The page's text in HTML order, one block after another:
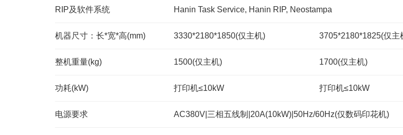
RIP及软件系统 Hanin Task Service, Hanin RIP, Neostampa
机器尺寸：长*宽*高(mm) 3330*2180*1850(仅主机) 3705*2180*1825(仅主
整机重量(kg) 1500(仅主机) 1700(仅主机)
功耗(kW) 打印机≤10kW 打印机≤10kW
电源要求 AC380V|三相五线制|20A(10kW)|50Hz/60Hz(仅数码印花机)